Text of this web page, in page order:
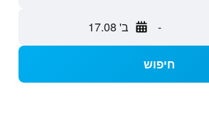
- ב' 17.08
חיפוש